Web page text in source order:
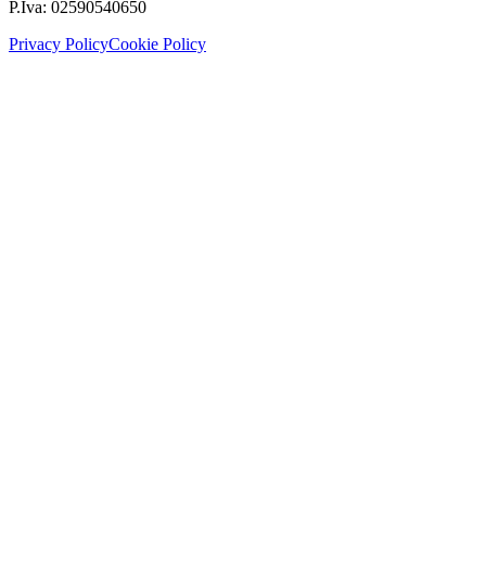
P.Iva: 02590540650
Privacy PolicyCookie Policy